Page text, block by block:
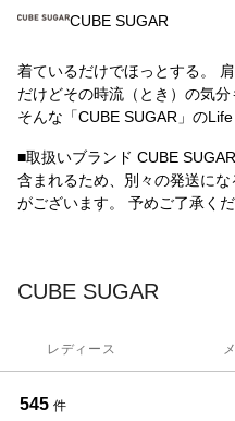
CUBE SUGAR
着
だけどその時流（とき）の気
そんな「CUBE SUGAR」の
■取扱いブランド CUBE SUGAR KiU ※販売在庫は取り寄せ商品も
含まれるため、別々の発送に
がございます。 予めご了承ください。 商品発送時に
てご利用いただけます。 期限
CUBE SUGAR
レディース
545 件